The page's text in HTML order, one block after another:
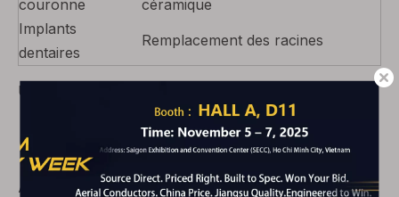
couronne
céramique
Implants
dentaires
Remplacement des racines
Une résistance supérieure à la corrosion garantit :
Compatibilité avec les environnements oraux
Performances de restauration dentaire à long
terme
Applications supplémentaires